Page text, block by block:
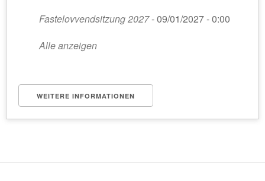
Fastelovvendsitzung 2027- 09/01/2027 - 0:00
Alle anzeigen
WEITERE INFORMATIONEN